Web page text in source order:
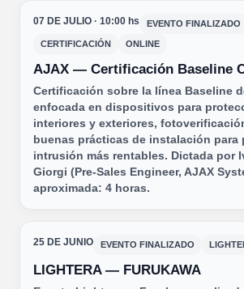
07 DE JULIO · 10:00 hs EVENTO FINALIZADO
CERTIFICACIÓN ONLINE
AJAX — Certificación Baseline
Certificación sobre la línea Baseline
enfocada en dispositivos para
interiores y exteriores,
buenas prácticas de instalación para
intrusión más rentables. Dictada por
Giorgi (Pre-Sales Engineer, AJAX
aproximada: 4 horas.
25 DE JUNIO EVENTO FINALIZADO
LIGHTERA — FURUKAWA